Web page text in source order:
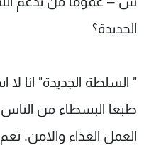
الجديدة؟
" السلطة الجديدة" انا
طبعا البسطاء من الناس
العمل الغذاء والامن.